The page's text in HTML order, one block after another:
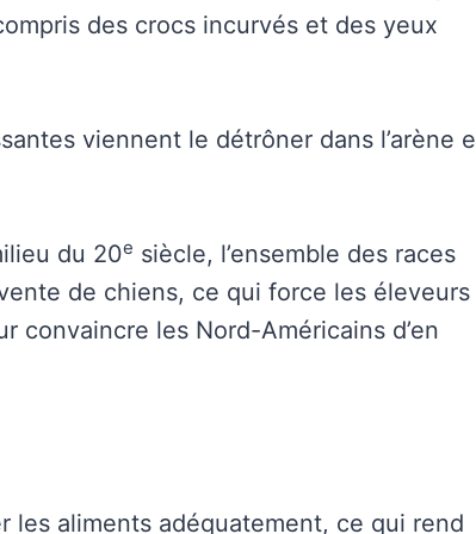
des crocs incurvés et des yeux
viennent le détrôner dans l’arène
du 20e siècle, l’ensemble des races
de chiens, ce qui force les éleveurs
convaincre les Nord-Américains d’en
les aliments adéquatement, ce qui rend